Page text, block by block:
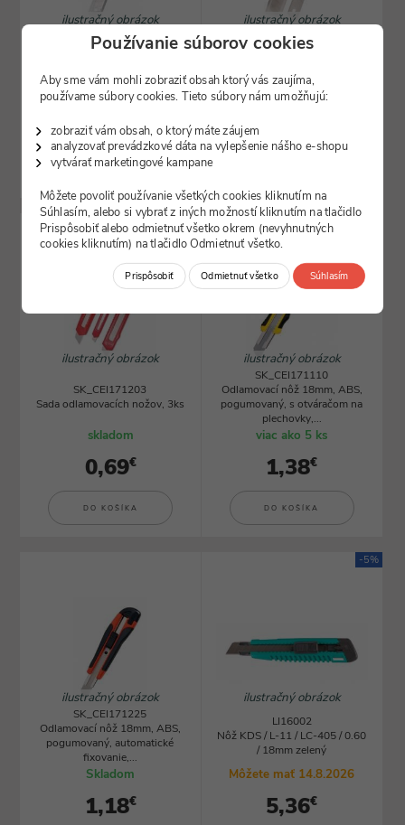
Používanie súborov cookies
Aby sme vám mohli zobraziť obsah ktorý vás zaujíma,
používame súbory cookies. Tieto súbory nám umožňujú:
zobraziť vám obsah, o ktorý máte záujem
analyzovať prevádzkové dáta na vylepšenie nášho e-shopu
vytvárať marketingové kampane
Môžete povoliť používanie všetkých cookies kliknutím na
Súhlasím, alebo si vybrať z iných možností kliknutím na tlačidlo
Prispôsobiť alebo odmietnuť všetko okrem (nevyhnutných
cookies kliknutím) na tlačidlo Odmietnuť všetko.
Prispôsobiť Odmietnuť všetko Súhlasím
ilustračný obrázok
SK_CEI174009
viac ako 5 ks
0,31
DO KOŠÍKA
ilustračný obrázok
SK_CEI174018
Skladom
ilustračný obrázok
SK_CEI171203
Sada odlamovacích nožov, 3ks
skladom
0,69€
DO KOŠÍKA
ilustračný obrázok
SK_CEI171110
Odlamovací nôž 18mm, ABS,
pogumovaný, s otváračom na
plechovky,...
viac ako 5 ks
1,38€
DO KOŠÍKA
ilustračný obrázok
SK_CEI171225
Odlamovací nôž 18mm, ABS,
pogumovaný, automatické
fixovanie,...
Skladom
1,18€
-5%
ilustračný obrázok
LI16002
Nôž KDS / L-11 / LC-405 / 0.60
/ 18mm zelený
Môžete mať 14.8.2026
5,36€